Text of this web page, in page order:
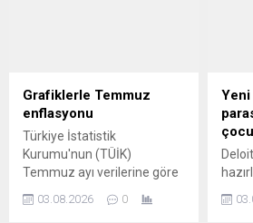
Grafiklerle Temmuz
enflasyonu
Türkiye İstatistik
Kurumu'nun (TÜİK)
Temmuz ayı verilerine göre
çıktı. Haziran ayında aylık
03.08.2026 0
Yeni